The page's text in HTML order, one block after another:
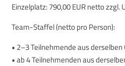
Einzelplatz: 790,00 EUR netto zzgl.
Team-Staffel (netto pro Person):
• 2–3 Teilnehmende aus
• ab 4 Teilnehmenden aus